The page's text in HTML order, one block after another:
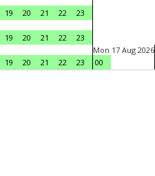
19 20 21 22
23
19 20 21 22
23
19 20 21 22 23
Mon 17 Aug 2026
00